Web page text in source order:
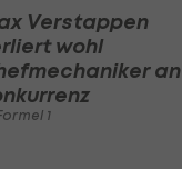
Verstappen
wohl
an
1